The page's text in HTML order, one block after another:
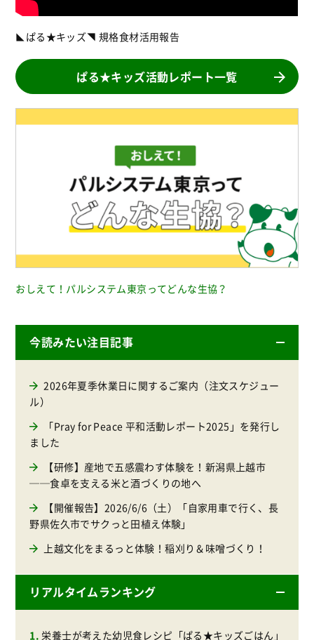
◣ぱる★キッズ◥ 規格食材活用報告
ぱる★キッズ活動レポート一覧
おしえて！パルシステム東京ってどんな生協？
今読みたい注目記事
2026年夏季休業日に関するご案内（注文スケジュー
ル）
「Pray for Peace 平和活動レポート2025」を発行し
ました
【研修】産地で五感震わす体験を！新潟県上越市
──食卓を支える米と酒づくりの地へ
【開催報告】2026/6/6（土）「自家用車で行く、長
野県佐久市でサクっと田植え体験」
上越文化をまるっと体験！稲刈り＆味噌づくり！
リアルタイムランキング
栄養士が考えた幼児食レシピ「ぱる★キッズごはん」